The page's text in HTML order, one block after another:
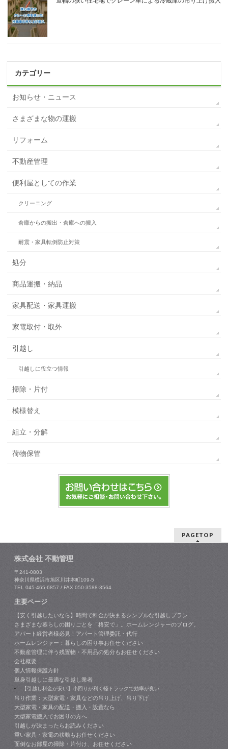
カテゴリー
お知らせ・ニュース
さまざまな物の運搬
リフォーム
不動産管理
便利屋としての作業
クリーニング
倉庫からの搬出・倉庫への搬入
耐震・家具転倒防止対策
処分
商品運搬・納品
家具配送・家具運搬
家電取付・取外
引越し
引越しに役立つ情報
掃除・片付
模様替え
組立・分解
荷物保管
PAGETOP
株式会社 不動管理
〒241-0803
神奈川県横浜市旭区川井本町109-5
TEL 045-465-6857 / FAX 050-3588-3564
主要ページ
【安く引越したいなら】時間で料金が決まるシンプルな引越しプラン
さまざまな暮らしの困りごとを「格安で」。ホームレンジャーのブログ。
アパート経営者様必見！アパート管理委託・代行
ホームレンジャー：暮らしの困り事お任せください
不動産管理に伴う残置物・不用品の処分もお任せください
会社概要
個人情報保護方針
単身引越しに最適な引越し業者
【引越し料金が安い】小回りが利く軽トラックで効率が良い
吊り作業：大型家電・家具などの吊り上げ、吊り下げ
大型家電・家具の配送・搬入・設置なら
大型家電搬入でお困りの方へ
引越しが決まったらお読みください
重い家具・家電の移動もお任せください
面倒なお部屋の掃除・片付け、お任せください